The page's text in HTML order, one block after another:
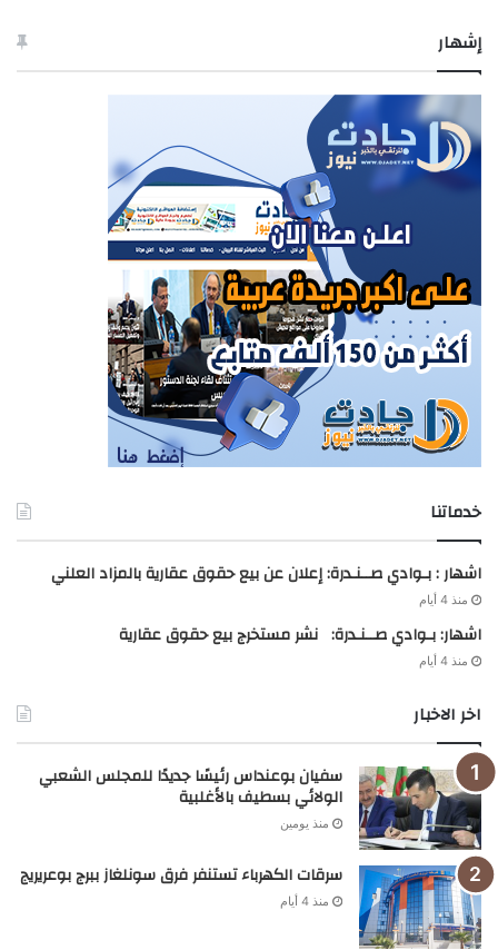
إشهار
خدماتنا
اشهار : بـوادي صــنـدرة: إعلان عن بيع حقوق عقارية بالمزاد العلني
منذ 4 أيام
اشهار: بـوادي صــنـدرة: نشر مستخرج بيع حقوق عقارية
منذ 4 أيام
اخر الاخبار
سفيان بوعنداس رئيسًا جديدًا للمجلس الشعبي
الولائي بسطيف بالأغلبية
منذ يومين
سرقات الكهرباء تستنفر فرق سونلغاز ببرج بوعريريج
منذ 4 أيام